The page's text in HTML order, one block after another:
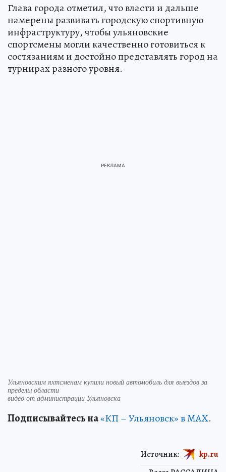
Глава города отметил, что власти и дальше
намерены развивать городскую спортивную
инфраструктуру, чтобы ульяновские
спортсмены могли качественно готовиться к
состязаниям и достойно представлять город на
турнирах разного уровня.
Ульяновским яхтсменам купили новый автомобиль для выездов за
пределы области
видео от администрации Ульяновска
Подписывайтесь на«КП – Ульяновск» в MAX.
Источник: kp.ru